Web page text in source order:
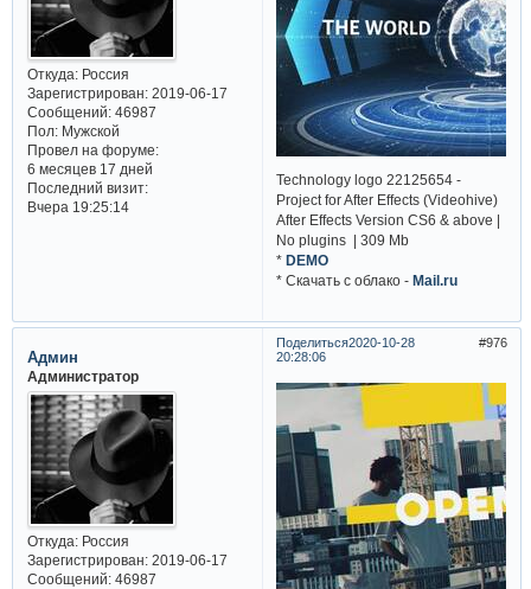
Откуда:Россия
Зарегистрирован: 2019-06-17
Сообщений:46987
Пол:Мужской
Провел на форуме:
6 месяцев 17 дней
Последний визит:
Вчера 19:25:14
Technology logo 22125654 -
Project for After Effects (Videohive)
After Effects Version CS6 & above |
No plugins | 309 Mb
* DEMO
* Cкачать с облако - Mail.ru
Поделиться 976
2020-10-28
20:28:06
Админ
Администратор
Откуда:Россия
Зарегистрирован: 2019-06-17
Сообщений:46987